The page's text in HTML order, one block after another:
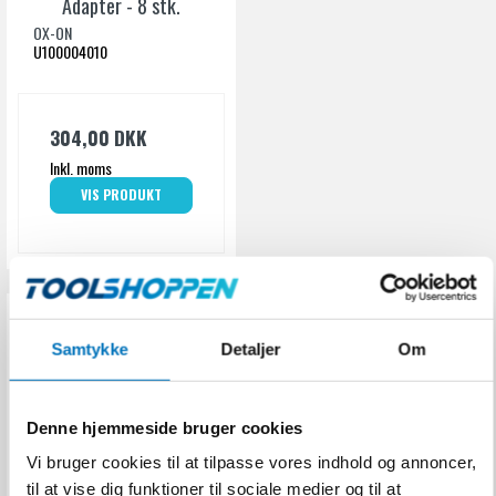
Samtykke Detaljer Om
Denne hjemmeside bruger cookies
Vi bruger cookies til at tilpasse vores indhold og annoncer,
til at vise dig funktioner til sociale medier og til at
Risikokategori
OX-ON
U100004010
304,00 DKK
Inkl. moms
VIS PRODUKT